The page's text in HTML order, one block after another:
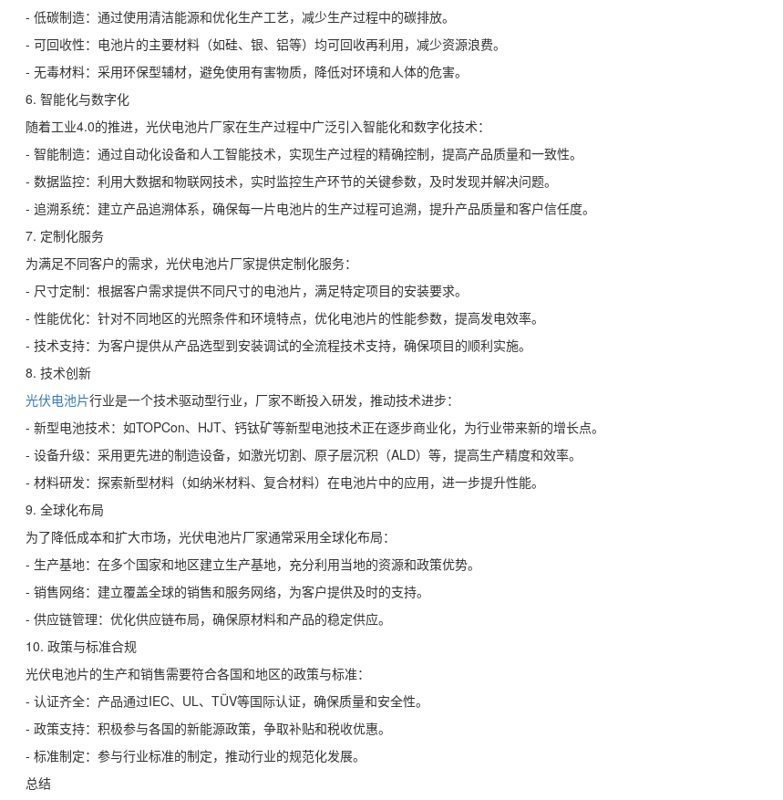
- 低碳制造：通过使用清洁能源和优化生产工艺，减少生产过程中的碳排放。
- 可回收性：电池片的主要材料（如硅、银、铝等）均可回收再利用，减少资源浪费。
- 无毒材料：采用环保型辅材，避免使用有害物质，降低对环境和人体的危害。
6. 智能化与数字化
随着工业4.0的推进，光伏电池片厂家在生产过程中广泛引入智能化和数字化技术：
- 智能制造：通过自动化设备和人工智能技术，实现生产过程的精确控制，提高产品质量和一致性。
- 数据监控：利用大数据和物联网技术，实时监控生产环节的关键参数，及时发现并解决问题。
- 追溯系统：建立产品追溯体系，确保每一片电池片的生产过程可追溯，提升产品质量和客户信任度。
7. 定制化服务
为满足不同客户的需求，光伏电池片厂家提供定制化服务：
- 尺寸定制：根据客户需求提供不同尺寸的电池片，满足特定项目的安装要求。
- 性能优化：针对不同地区的光照条件和环境特点，优化电池片的性能参数，提高发电效率。
- 技术支持：为客户提供从产品选型到安装调试的全流程技术支持，确保项目的顺利实施。
8. 技术创新
光伏电池片行业是一个技术驱动型行业，厂家不断投入研发，推动技术进步：
- 新型电池技术：如TOPCon、HJT、钙钛矿等新型电池技术正在逐步商业化，为行业带来新的增长点。
- 设备升级：采用更先进的制造设备，如激光切割、原子层沉积（ALD）等，提高生产精度和效率。
- 材料研发：探索新型材料（如纳米材料、复合材料）在电池片中的应用，进一步提升性能。
9. 全球化布局
为了降低成本和扩大市场，光伏电池片厂家通常采用全球化布局：
- 生产基地：在多个国家和地区建立生产基地，充分利用当地的资源和政策优势。
- 销售网络：建立覆盖全球的销售和服务网络，为客户提供及时的支持。
- 供应链管理：优化供应链布局，确保原材料和产品的稳定供应。
10. 政策与标准合规
光伏电池片的生产和销售需要符合各国和地区的政策与标准：
- 认证齐全：产品通过IEC、UL、TÜV等国际认证，确保质量和安全性。
- 政策支持：积极参与各国的新能源政策，争取补贴和税收优惠。
- 标准制定：参与行业标准的制定，推动行业的规范化发展。
总结